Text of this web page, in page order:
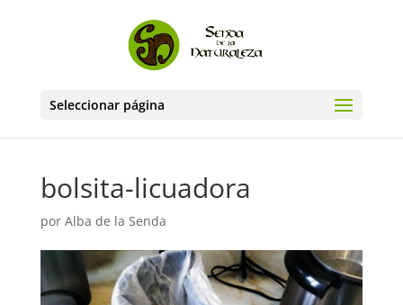
Seleccionar página
bolsita-licuadora
por Alba de la Senda